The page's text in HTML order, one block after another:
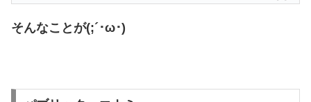
そんなことが(;´･ω･)